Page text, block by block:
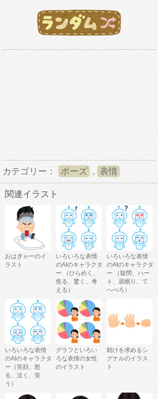
カテゴリー： ポーズ , 表情
関連イラスト
おはぎゃーのイ
ラスト
いろいろな表情
のAIのキャラクタ
ー （ひらめく、
焦る、驚く、考
える）
いろいろな表情
のAIのキャラクタ
ー （疑問、ハー
ト、居眠り、て
へぺろ）
いろいろな表情
のAIのキャラクタ
ー（笑顔、怒
る、泣く、笑
う）
グラフといろい
ろな表情の女性
のイラスト
助けを求めるシ
グナルのイラス
ト